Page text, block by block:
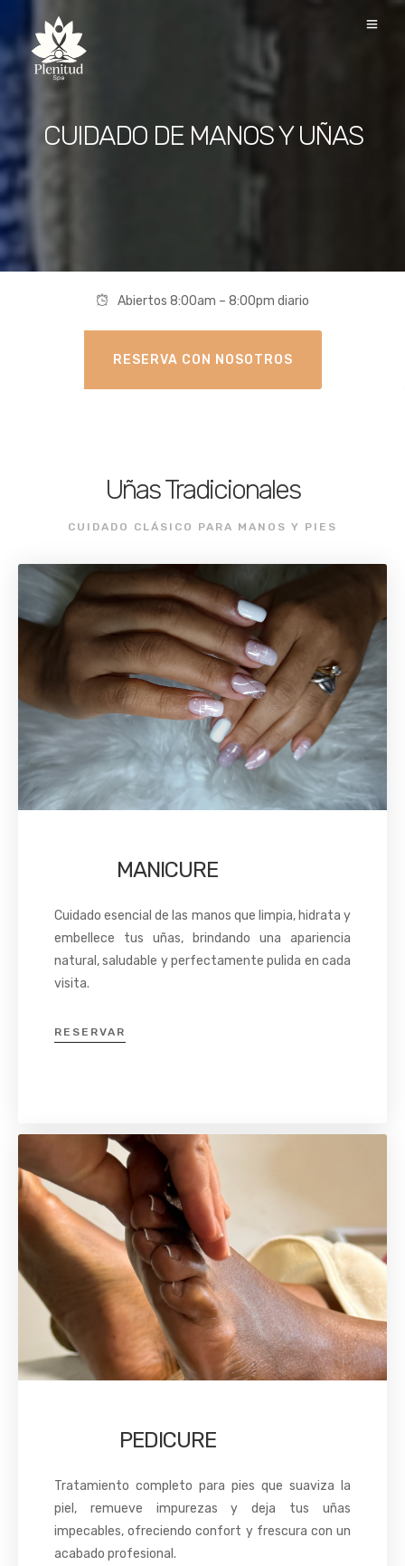
CUIDADO DE MANOS Y UÑAS
Abiertos 8:00am – 8:00pm diario
RESERVA CON NOSOTROS
Uñas Tradicionales
CUIDADO CLÁSICO PARA MANOS Y PIES
MANICURE
Cuidado esencial de las manos que limpia, hidrata y
embellece tus uñas, brindando una apariencia
natural, saludable y perfectamente pulida en cada
visita.
RESERVAR
PEDICURE
Tratamiento completo para pies que suaviza la
piel, remueve impurezas y deja tus uñas
impecables, ofreciendo confort y frescura con un
acabado profesional.